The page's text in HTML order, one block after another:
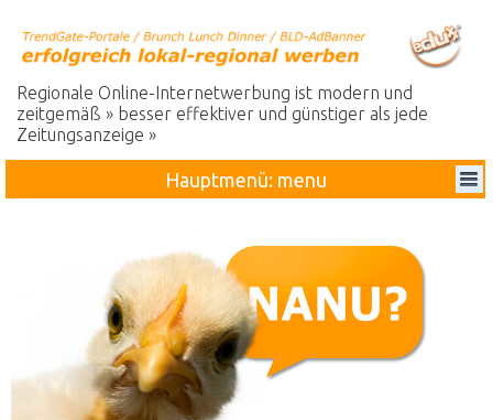
Regionale Online-Internetwerbung ist modern und
zeitgemäß » besser effektiver und günstiger als jede
Zeitungsanzeige »
Hauptmenü: menu